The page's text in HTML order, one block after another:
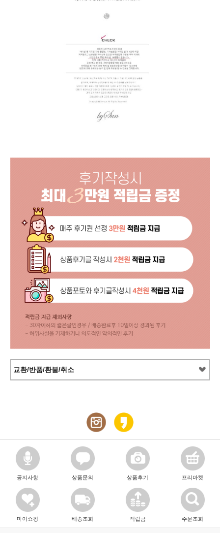
교환/반품/환불/취소
공지사항 상품문의 상품후기 프리마켓
마이쇼핑 배송조회 적립금 주문조회